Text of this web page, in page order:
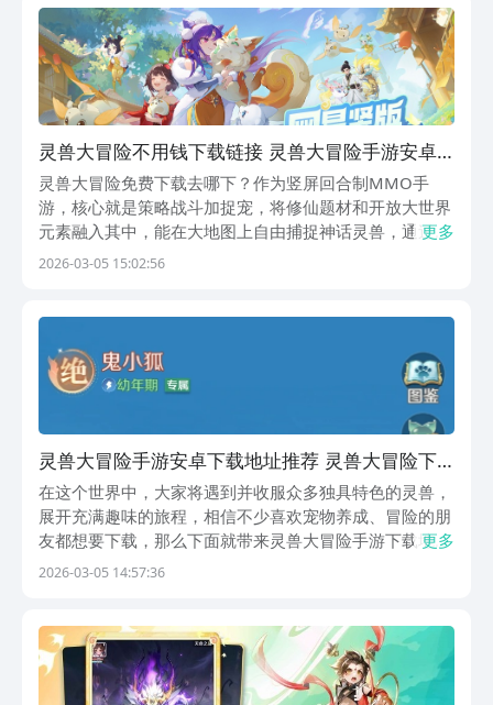
灵兽大冒险不用钱下载链接 灵兽大冒险手游安卓
下载地址
灵兽大冒险免费下载去哪下？作为竖屏回合制MMO手
游，核心就是策略战斗加捉宠，将修仙题材和开放大世界
元素融入其中，能在大地图上自由捕捉神话灵兽，通过各
种方式培养自己的宠物，并组合成强大队伍，迎接各种不
里...
更多
2026-03-05 15:02:56
灵兽大冒险手游安卓下载地址推荐 灵兽大冒险下
载链接指引
在这个世界中，大家将遇到并收服众多独具特色的灵兽，
展开充满趣味的旅程，相信不少喜欢宠物养成、冒险的朋
友都想要下载，那么下面就带来灵兽大冒险手游下载地
址，大家点击下面链接，就可以进入到手游福利第一名的
享...
更多
2026-03-05 14:57:36